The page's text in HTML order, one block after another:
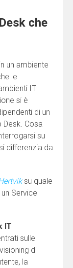
che
un ambiente
le
IT
si è
di un
Desk. Cosa
su
differenzia da
su quale
Service
IT
sulle
di
la